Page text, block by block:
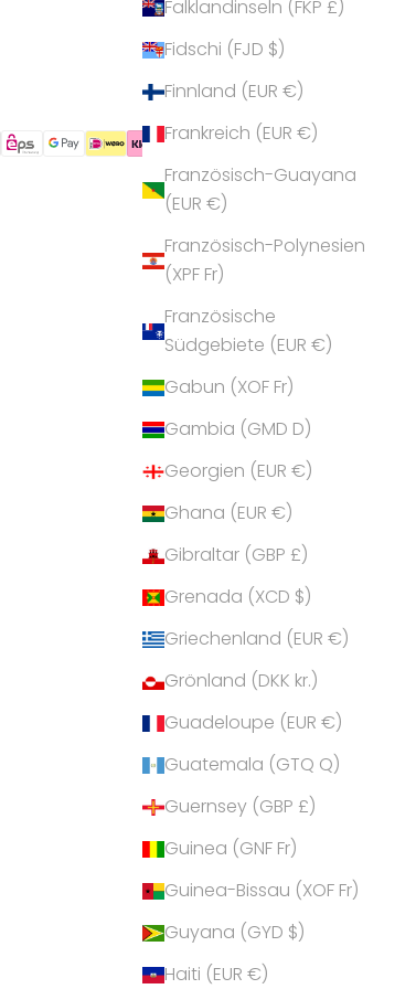
Falklandinseln (FKP £)
Fidschi (FJD $)
Finnland (EUR €)
Frankreich (EUR €)
Französisch-Guayana
(EUR €)
Französisch-Polynesien
(XPF Fr)
Französische
Südgebiete (EUR €)
Gabun (XOF Fr)
Gambia (GMD D)
Georgien (EUR €)
Ghana (EUR €)
Gibraltar (GBP £)
Grenada (XCD $)
Griechenland (EUR €)
Grönland (DKK kr.)
Guadeloupe (EUR €)
Guatemala (GTQ Q)
Guernsey (GBP £)
Guinea (GNF Fr)
Guinea-Bissau (XOF Fr)
Guyana (GYD $)
Haiti (EUR €)